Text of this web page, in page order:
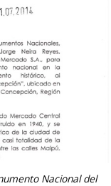
Nacional del